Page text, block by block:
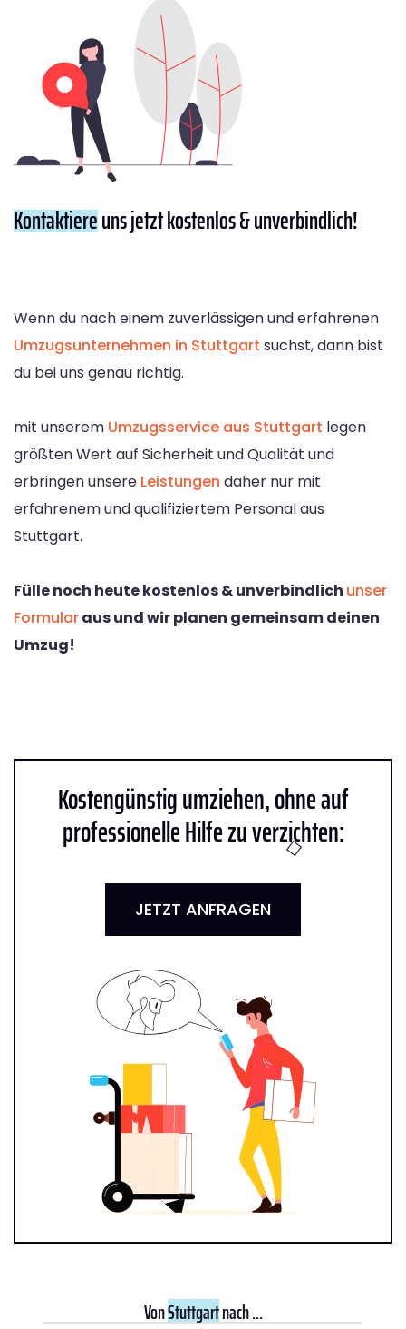
Kontaktiereuns jetzt kostenlos & unverbindlich!
Wenn du nach einem zuverlässigen und erfahrenen
Umzugsunternehmen in Stuttgart suchst, dann bist
du bei uns genau richtig.
mit unserem Umzugsservice aus Stuttgart legen
größten Wert auf Sicherheit und Qualität und
erbringen unsere Leistungen daher nur mit
erfahrenem und qualifiziertem Personal aus
Stuttgart.
Fülle noch heute kostenlos & unverbindlich unser
Formularaus und wir planen gemeinsam deinen
Umzug!
Kostengünstig umziehen, ohne auf
professionelle Hilfe zu verzichten:
JETZT ANFRAGEN
VonStuttgartnach ...